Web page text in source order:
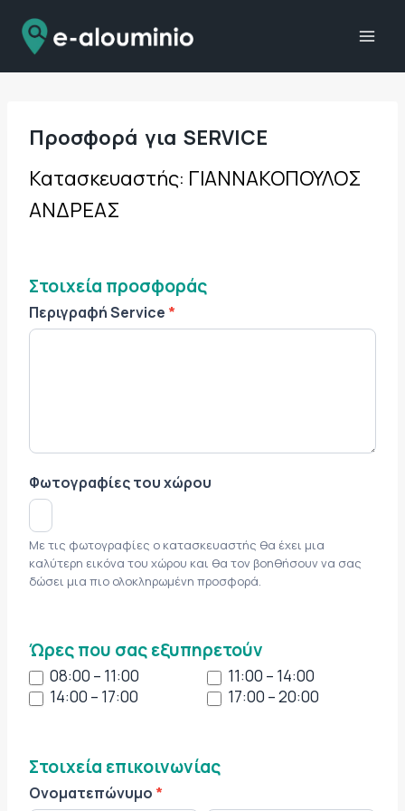
content
Προσφορά για SERVICE
O
f
f
e
r
v
Κατασκευαστής: ΓΙΑΝΝΑΚΟΠΟΥΛΟΣ
ΑΝΔΡΕΑΣ
Στοιχεία προσφοράς
Περιγραφή Service *
Φωτογραφίες του χώρου
Με τις φωτογραφίες ο κατασκευαστής θα έχει μια
καλύτερη εικόνα του χώρου και θα τον βοηθήσουν να σας
δώσει μια πιο ολοκληρωμένη προσφορά.
Ώρες που σας εξυπηρετούν
08:00 – 11:00
11:00 – 14:00
14:00 – 17:00
17:00 – 20:00
Στοιχεία επικοινωνίας
Ονοματεπώνυμο *